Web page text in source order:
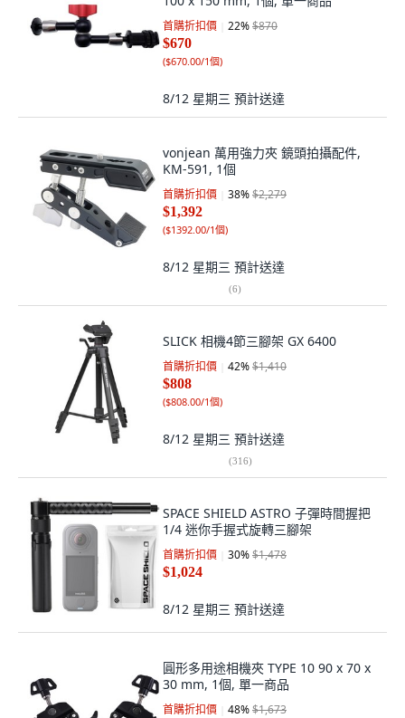
首購折扣價 22%$870
$670
($670.00/1個)
8/12 星期三 預計送達
vonjean 萬用強力夾 鏡頭拍攝配件,
KM-591, 1個
首購折扣價 38%$2,279
$1,392
($1392.00/1個)
8/12 星期三 預計送達
(6)
SLICK 相機4節三腳架 GX 6400
首購折扣價 42%$1,410
$808
($808.00/1個)
8/12 星期三 預計送達
(316)
SPACE SHIELD ASTRO 子彈時間握把
1/4 迷你手握式旋轉三腳架
首購折扣價 30%$1,478
$1,024
8/12 星期三 預計送達
圓形多用途相機夾 TYPE 10 90 x 70 x
30 mm, 1個, 單一商品
首購折扣價 48%$1,673